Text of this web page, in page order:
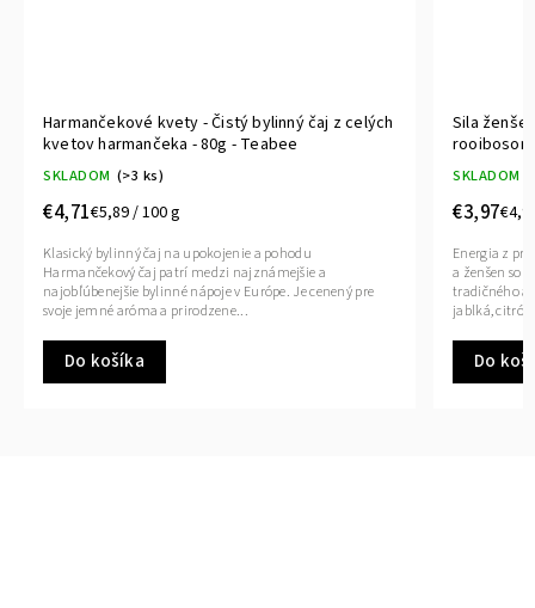
Harmančekové kvety - Čistý bylinný čaj z celých
kvetov harmančeka - 80g - Teabee
SKLADOM (>3 ks)
€4,71€5,89 / 100 g
Do košíka
Klasický bylinný čaj na upokojenie a pohodu
Harmančekový čaj patrí medzi najznámejšie a
najobľúbenejšie bylinné nápoje v Európe. Je cenený pre
svoje jemné aróma a prirodzene...
Sila
SKLADOM
€3,97
Do
Energia z
a ženšen so
tradičného
jablká,